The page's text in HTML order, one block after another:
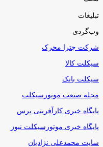
تبلیغات
وب‌گردی
شرکت چترا محرک
سیکلت کالا
سیکلت بانک
مجله صنعت موتورسیکلت
پایگاه خبری کارآفرینی پرس
پایگاه خبری موتورسیکلت نیوز
سایت محمدعلی نژادیان